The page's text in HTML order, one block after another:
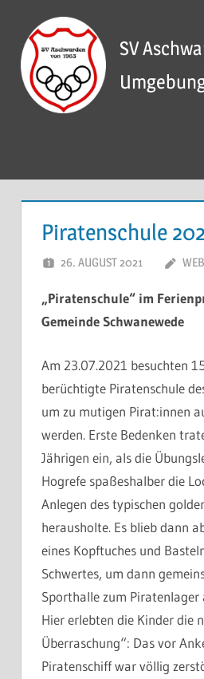
Inhalt
springen
SV
Piratenschule
26. AUGUST 2021
„Piratenschule“ im
Gemeinde Schwanewede
Am 23.07.2021 besuchten
berüchtigte Piratenschule
um zu mutigen Pirat:innen
werden. Erste Bedenken
Jährigen ein, als die
Hogrefe spaßeshalber die
Anlegen des typischen
herausholte. Es blieb dann
eines Kopftuches und
Schwertes, um dann
Sporthalle zum Piratenlager
Hier erlebten die Kinder die
Überraschung“: Das vor
Piratenschiff war völlig